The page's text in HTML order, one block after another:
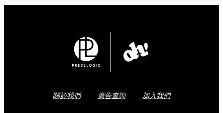
關於我們 廣告查詢 加入我們